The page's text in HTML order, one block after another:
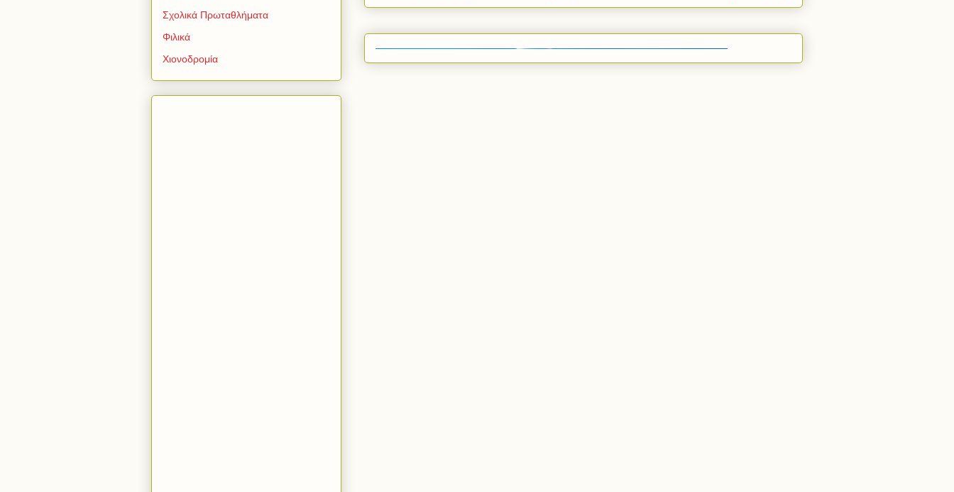
Σχολικά Πρωταθλήματα
Φιλικά
Χιονοδρομία